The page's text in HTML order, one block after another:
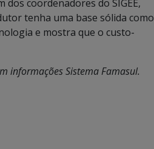
coordenadores do SIGEE,
tenha uma base sólida como
e mostra que o custo-
informações Sistema Famasul.